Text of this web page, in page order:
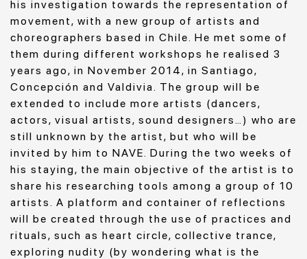
his investigation towards the representation of
movement, with a new group of artists and
choreographers based in Chile. He met some of
them during different workshops he realised 3
years ago, in November 2014, in Santiago,
Concepción and Valdivia. The group will be
extended to include more artists (dancers,
actors, visual artists, sound designers…) who are
still unknown by the artist, but who will be
invited by him to NAVE. During the two weeks of
his staying, the main objective of the artist is to
share his researching tools among a group of 10
artists. A platform and container of reflections
will be created through the use of practices and
rituals, such as heart circle, collective trance,
exploring nudity (by wondering what is the